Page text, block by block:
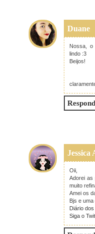
Duane
Nossa, o
lindo :3
Beijos!
Jessica
Oii,
Adorei as
muito
Amei os
Bjs e uma
Diário
Siga o